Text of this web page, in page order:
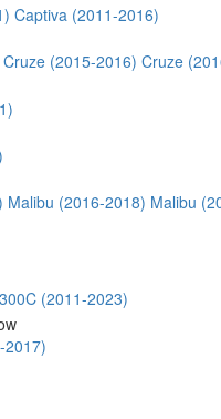
Captiva (2011-2016)
Cruze (2015-2016) Cruze
Malibu (2016-2018) Malibu
300C (2011-2023)
2017)